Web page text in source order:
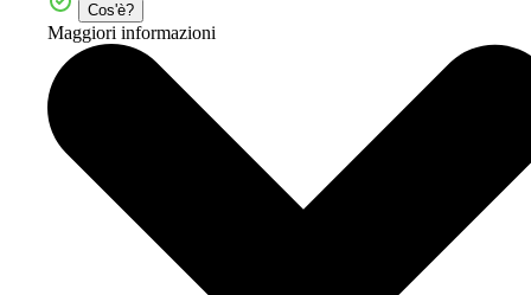
Cos'è?
Maggiori informazioni